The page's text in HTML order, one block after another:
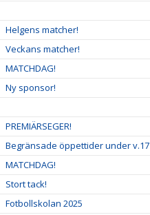
Helgens matcher!
Veckans matcher!
MATCHDAG!
Ny sponsor!
PREMIÄRSEGER!
Begränsade öppettider under v.17
MATCHDAG!
Stort tack!
Fotbollskolan 2025